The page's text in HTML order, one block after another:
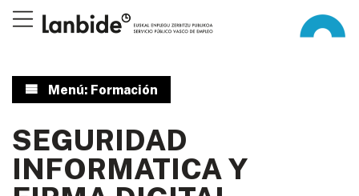
Menú: Formación
SEGURIDAD
INFORMATICA Y